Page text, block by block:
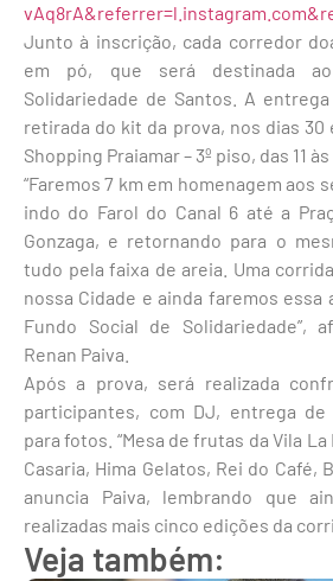
Junto à inscrição, cada corredor
em pó, que será destinada
Solidariedade de Santos. A
retirada do kit da prova, nos dias 30
Shopping Praiamar – 3º piso, das 11 às
“Faremos 7 km em homenagem aos
indo do Farol do Canal 6 até a
Gonzaga, e retornando para o
tudo pela faixa de areia. Uma
nossa Cidade e ainda faremos essa
Fundo Social de Solidariedade”,
Renan Paiva.
Após a prova, será realizada
participantes, com DJ, entrega de
para fotos. “Mesa de frutas da Vila
Casaria, Hima Gelatos, Rei do Café,
anuncia Paiva, lembrando que
realizadas mais cinco edições da
Veja também: